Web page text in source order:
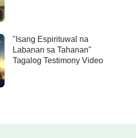
"Isang Espirituwal na
Labanan sa Tahanan"
Tagalog Testimony Video